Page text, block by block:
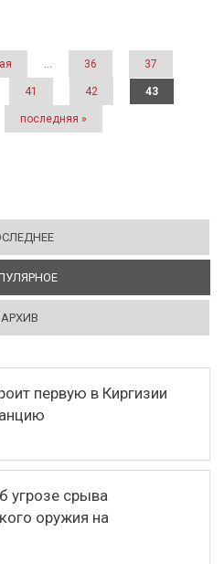
… 36 37
41 42 43
последняя »
АРХИВ
первую в Киргизии
угрозе срыва
оружия на